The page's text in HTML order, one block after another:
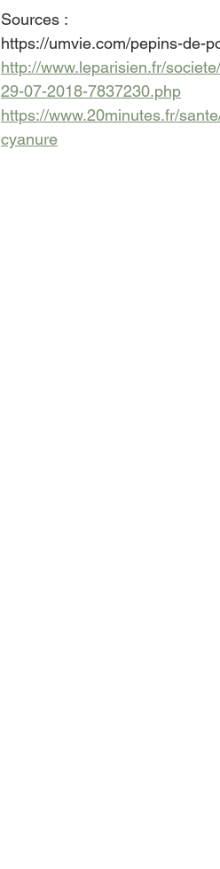
Sources :
https://umvie.com/pepins-de-
http://www.leparisien.fr/
29-07-2018-7837230.php
https://www.20minutes.fr/
cyanure